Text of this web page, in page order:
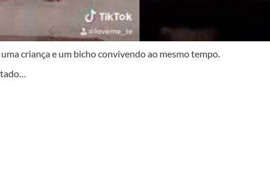
criança e um bicho convivendo ao mesmo tempo.